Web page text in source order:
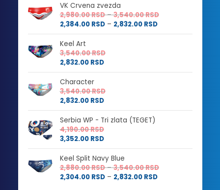
VK Crvena zvezda
2,980.00RSD – 3,540.00RSDRaspon
od
2,384.00 RSD – 2,832.00 RSDRaspon
cena:
2,832.00 RSD
Keel Art
3,540.00RSD
2,832.00 RSD
Character
3,540.00RSD
2,832.00 RSD
Serbia WP - Tri zlata (TEGET)
4,190.00RSD
3,352.00 RSD
Keel Split Navy Blue
2,880.00RSD – 3,540.00RSDRaspon
2,304.00 RSD – 2,832.00 RSDRaspon